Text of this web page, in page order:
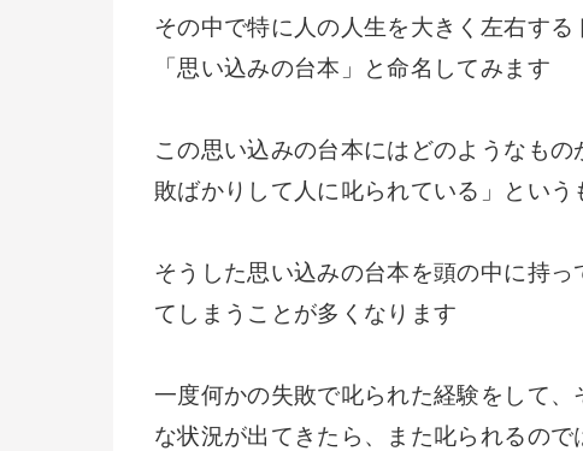
その中で特に人の人生を大きく左右す
「思い込みの台本」と命名してみます
この思い込みの台本にはどのようなも
敗ばかりして人に叱られている」という
そうした思い込みの台本を頭の中に持
てしまうことが多くなります
一度何かの失敗で叱られた経験をして
な状況が出てきたら、また叱られるの